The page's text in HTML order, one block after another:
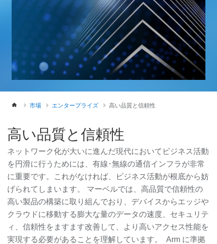
市場 エンタープライズ 高い品質と信頼性
高い品質と信頼性
ネットワーク化が大いに進んだ現代においてビジネス活動
を円滑に行うためには、有線･無線の通信インフラが非常
に重要です。これがなければ、ビジネス活動が根底から妨
げられてしまいます。 マーベルでは、高品質で信頼性の
高い製品の構築に取り組んでおり、デバイスからエッジや
クラウドに移動する膨大な量のデータの速度、セキュリテ
ィ、信頼性をますます改善して、より高いアクセス性能を
実現する必要があることを理解しています。 Arm に準拠